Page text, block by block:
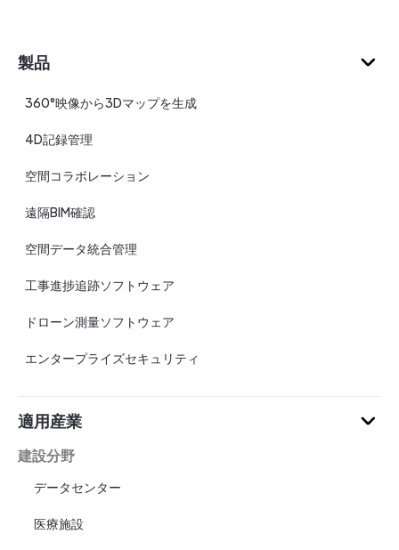
製品
360°映像から3Dマップを生成
4D記録管理
空間コラボレーション
遠隔BIM確認
空間データ統合管理
工事進捗追跡ソフトウェア
ドローン測量ソフトウェア
エンタープライズセキュリティ
適用産業
建設分野
データセンター
医療施設